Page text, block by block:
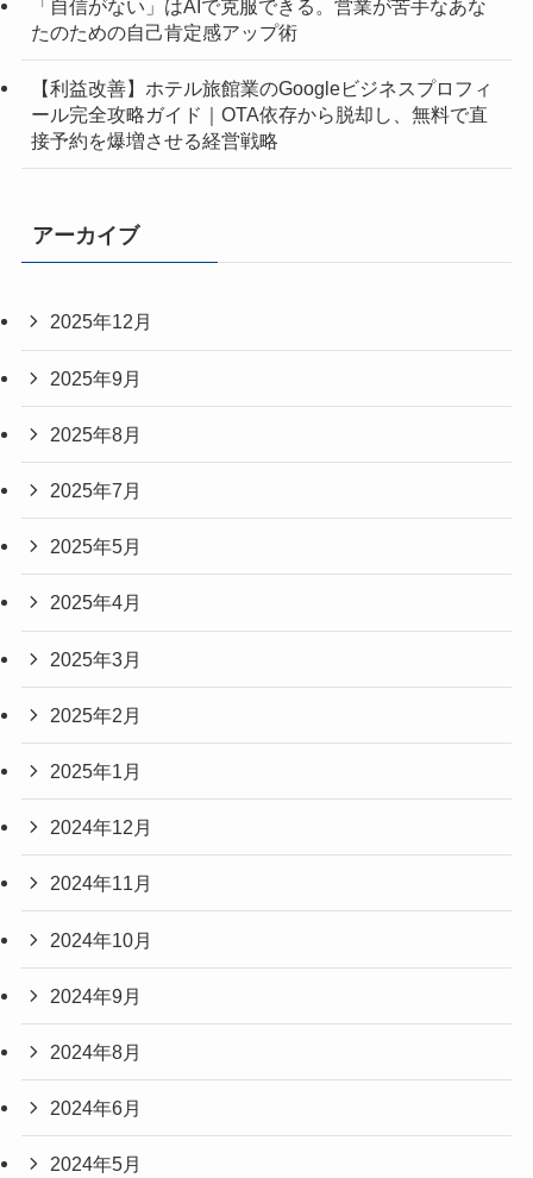
「自信がない」はAIで克服できる。営業が苦手なあな
たのための自己肯定感アップ術
【利益改善】ホテル旅館業のGoogleビジネスプロフィ
ール完全攻略ガイド｜OTA依存から脱却し、無料で直
接予約を爆増させる経営戦略
アーカイブ
2025年12月
2025年9月
2025年8月
2025年7月
2025年5月
2025年4月
2025年3月
2025年2月
2025年1月
2024年12月
2024年11月
2024年10月
2024年9月
2024年8月
2024年6月
2024年5月